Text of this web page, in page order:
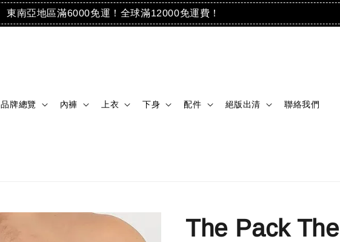
東南亞地區滿6000免運！全球滿12000免運費！
品牌總覽 內褲 上衣 下身 配件 絕版出清 聯絡我們
The Pack